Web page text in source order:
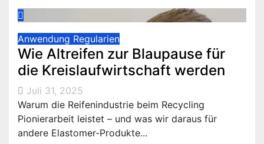
Anwendung Regularien
Wie Altreifen zur Blaupause für
die Kreislaufwirtschaft werden
Juli 31, 2025
Warum die Reifenindustrie beim Recycling
Pionierarbeit leistet – und was wir daraus für
andere Elastomer-Produkte...